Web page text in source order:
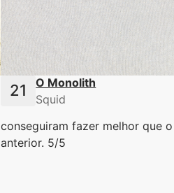
O Monolith
Squid
conseguiram fazer melhor que
anterior. 5/5